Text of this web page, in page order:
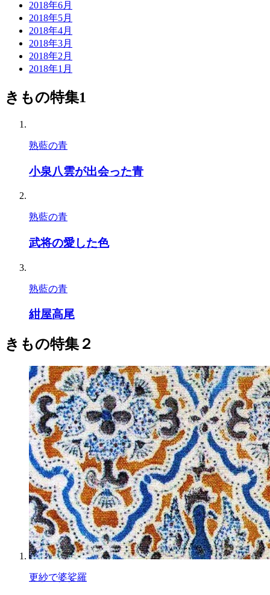
2018年6月
2018年5月
2018年4月
2018年3月
2018年2月
2018年1月
きもの特集1
熟藍の青
小泉八雲が出会った青
熟藍の青
武将の愛した色
熟藍の青
紺屋高尾
きもの特集２
更紗で婆娑羅